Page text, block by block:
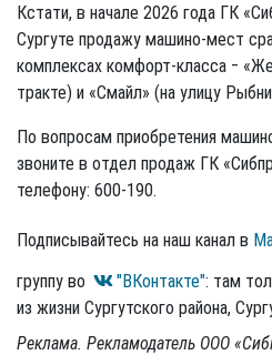
Кстати, в начале 2026 года ГК
Сургуте продажу машино-мест
комплексах комфорт-класса ‒
тракте) и «Смайл» (на улицу
По вопросам приобретения
звоните в отдел продаж ГК
телефону: 600-190.
Подписывайтесь на наш канал в
группу во
"ВКонтакте": там
из жизни Сургутского района,
Реклама. Рекламодатель ООО